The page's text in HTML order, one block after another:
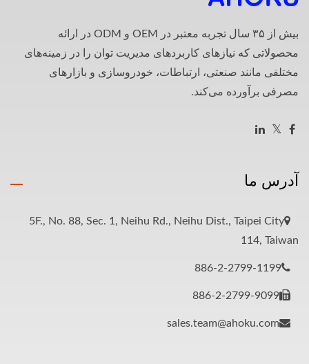
بیش از ۳۵ سال تجربه معتبر در OEM و ODM در ارائه
محصولاتی که نیازهای کاربردهای مدیریت توان را در زمینه‌های
مختلفی مانند صنعتی، ارتباطات، خودروسازی و بازارهای
مصرفی برآورده می‌کند.
آدرس ما
5F., No. 88, Sec. 1, Neihu Rd., Neihu Dist., Taipei City
114, Taiwan
886-2-2799-1199
886-2-2799-9099
sales.team@ahoku.com